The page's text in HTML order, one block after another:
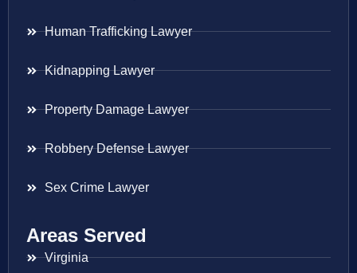
Human Trafficking Lawyer
Kidnapping Lawyer
Property Damage Lawyer
Robbery Defense Lawyer
Sex Crime Lawyer
Areas Served
Virginia